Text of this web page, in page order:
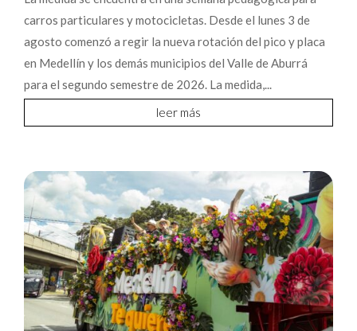
carros particulares y motocicletas. Desde el lunes 3 de
agosto comenzó a regir la nueva rotación del pico y placa
en Medellín y los demás municipios del Valle de Aburrá
para el segundo semestre de 2026. La medida,...
leer más